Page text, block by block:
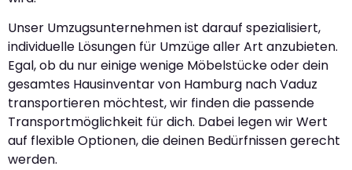
Unser Umzugsunternehmen ist darauf spezialisiert,
individuelle Lösungen für Umzüge aller Art anzubieten.
Egal, ob du nur einige wenige Möbelstücke oder dein
gesamtes Hausinventar von Hamburg nach Vaduz
transportieren möchtest, wir finden die passende
Transportmöglichkeit für dich. Dabei legen wir Wert
auf flexible Optionen, die deinen Bedürfnissen gerecht
werden.